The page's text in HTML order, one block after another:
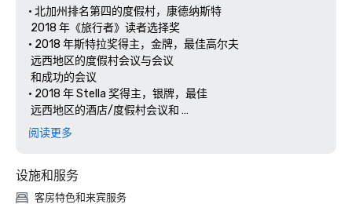
• 北加州排名第四的度假村，康德纳斯特
2018 年《旅行者》读者选择奖
• 2018 年斯特拉奖得主，金牌，最佳高尔夫
远西地区的度假村会议与会议
和成功的会议
• 2018 年 Stella 奖得主，银牌，最佳
远西地区的酒店/度假村会议和
阅读更多
设施和服务
客房特色和来宾服务